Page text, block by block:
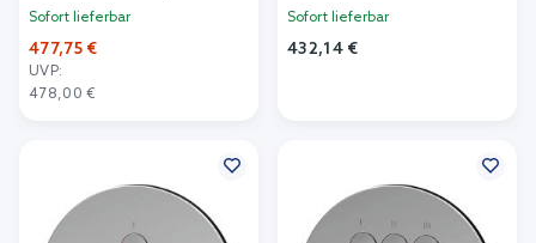
Thermostat || 19044002ES
Sofort lieferbar
477,75 €
UVP:
478,00 €
19044001SM
Sofort lieferbar
432,14 €